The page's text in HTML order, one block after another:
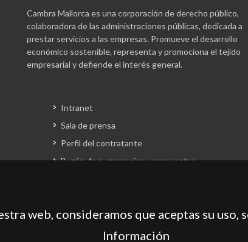
Cambra Mallorca es una corporación de derecho público,
colaboradora de las administraciones públicas, dedicada a
prestar servicios a las empresas. Promueve el desarrollo
económico sostenible, representa y promociona el tejido
empresarial y defiende el interés general.
Intranet
Sala de prensa
Perfil del contratante
Buzón de sugerencias y propuestas
web, consideramos que aceptas su uso,
Información